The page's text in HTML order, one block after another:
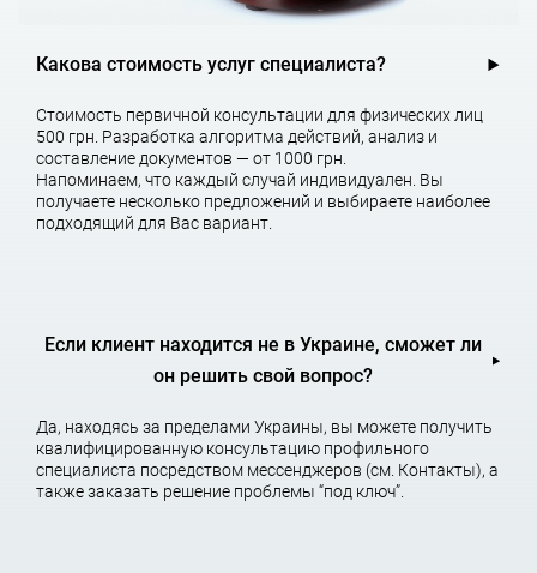
2. Выявление системных и отдельных ошибок в бизнес-
3. Возможность избежать негативных последствий в виде
4. Конкретный перечень применяемых и возможных
корректирующих действий для минимизации рисков, в том
числе последующем.
Diligence аудита
необходимой информации.
2. Определение главных составляющих, которые влияют на
налоговые показатели и тщательная экспертиза источников
Какова стоимость услуг специалиста?
Стоимость первичной консультации для физических лиц
500 грн. Разработка алгоритма действий, анализ и
составление документов — от 1000 грн.
Напоминаем, что каждый случай индивидуален. Вы
получаете несколько предложений и выбираете наиболее
подходящий для Вас вариант.
Если клиент находится не в Украине, сможет ли
он решить свой вопрос?
Да, находясь за пределами Украины, вы можете получить
квалифицированную консультацию профильного
специалиста посредством мессенджеров (см. Контакты), а
также заказать решение проблемы “под ключ”.